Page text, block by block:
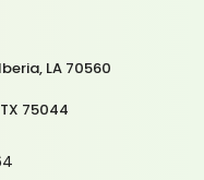
LA 70560
75044